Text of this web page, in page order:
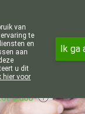
011/606002
12u00
van
te
en
aan
u dit
hier voor
Ik ga